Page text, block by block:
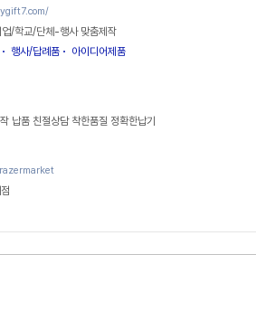
/학교/단체-행사 맞춤제작
행사/답례품 아이디어제품
납품 친절상담 착한품질 정확한납기